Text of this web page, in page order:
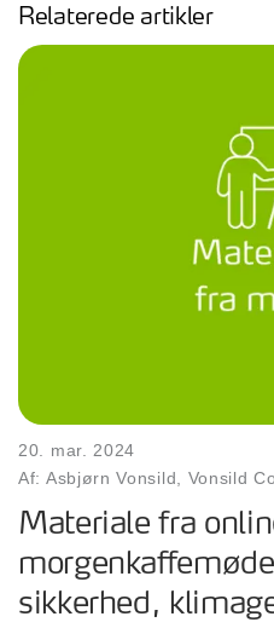
Relaterede artikler
20. mar. 2024
Af: Asbjørn Vonsild, Vonsild
Materiale fra
sikkerhed,